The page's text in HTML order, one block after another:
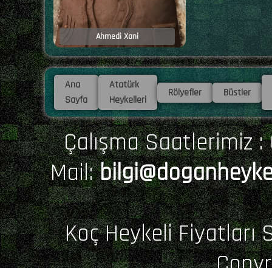
Ahmedi Xani
Ana
Sayfa
Atatürk
Heykelleri
Rölyefler Büstler
Çalışma Saatlerimiz
Mail:
Koç Heykeli Fiyatları